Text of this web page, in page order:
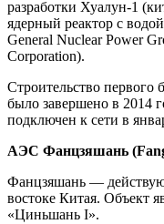
разработки Хуалун-1
ядерный реактор с
General Nuclear Power
Corporation).
Строительство первого
было завершено в 2014
подключен к сети в
АЭС Фанцзяшань
Фанцзяшань —
востоке Китая. Объект
«Циньшань I».